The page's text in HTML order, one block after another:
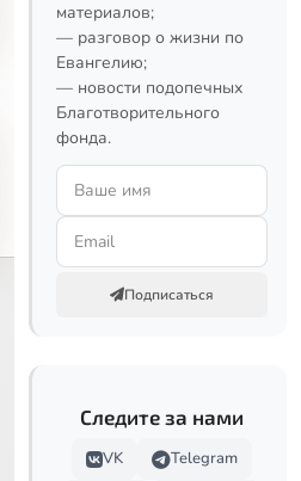
материалов;
— разговор о жизни по
Евангелию;
— новости подопечных
Благотворительного
фонда.
Подписаться
Следите за нами
VK
Telegram